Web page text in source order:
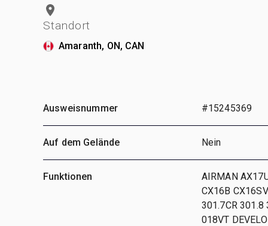
Standort
Amaranth, ON, CAN
Ausweisnummer #15245369
Auf dem Gelände Nein
Funktionen
AIRMAN
CX16B
301.7CR 301.8
018VT